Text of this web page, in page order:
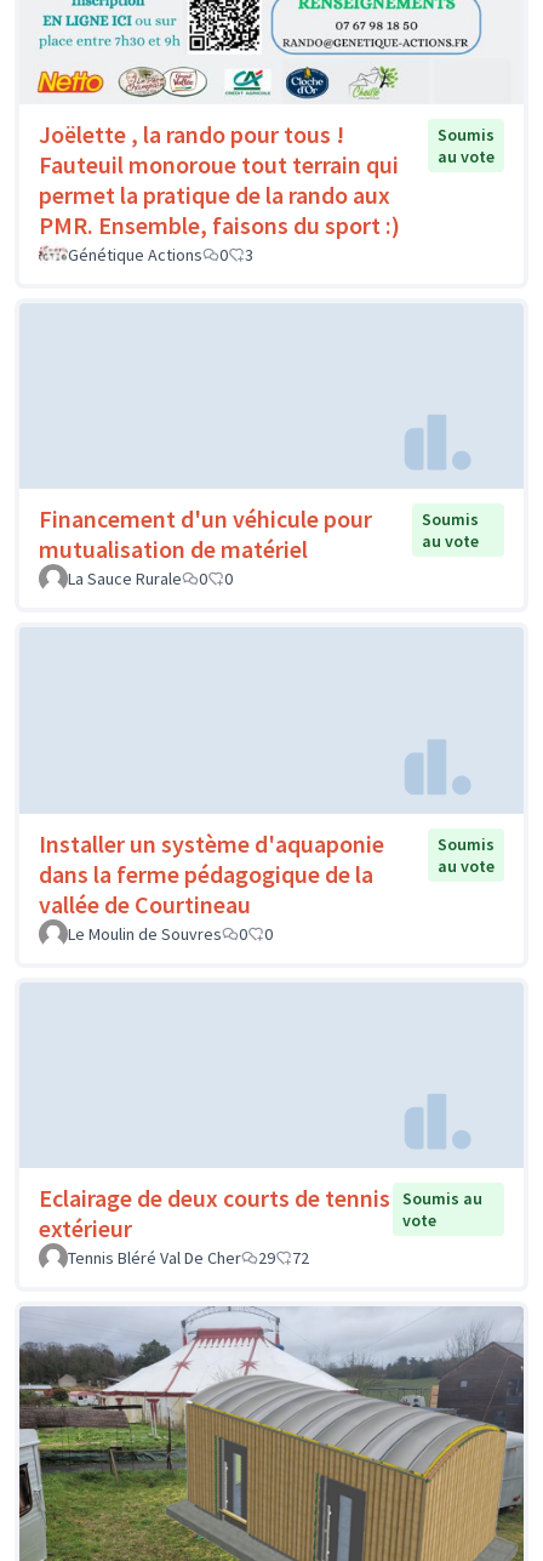
Joëlette , la rando pour tous !
Fauteuil monoroue tout terrain qui
permet la pratique de la rando aux
PMR. Ensemble, faisons du sport :)
Soumis
au vote
Génétique Actions 0 3
Financement d'un véhicule pour
mutualisation de matériel
Soumis
au vote
La Sauce Rurale
0 0
Installer un système d'aquaponie
dans la ferme pédagogique de la
vallée de Courtineau
Soumis
au vote
Le Moulin de Souvres 0 0
Eclairage de deux courts de tennis
extérieur
Soumis au
vote
Tennis Bléré Val De Cher
29 72